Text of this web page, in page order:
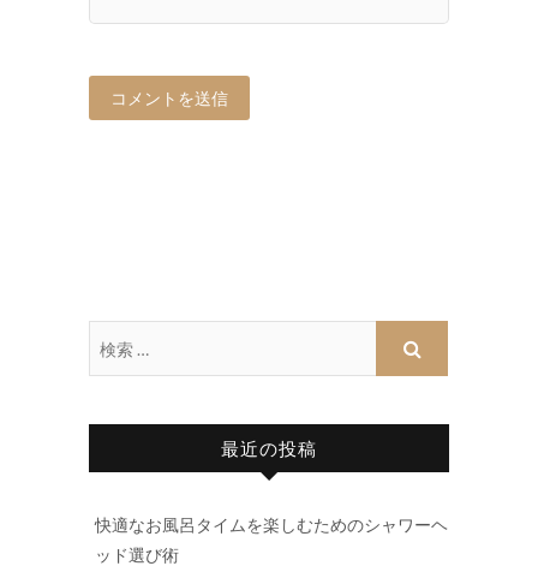
最近の投稿
快適なお風呂タイムを楽しむためのシャワーヘ
ッド選び術